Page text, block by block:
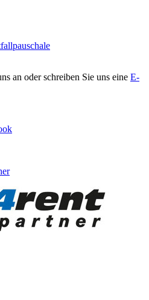
an oder schreiben Sie uns eine E-